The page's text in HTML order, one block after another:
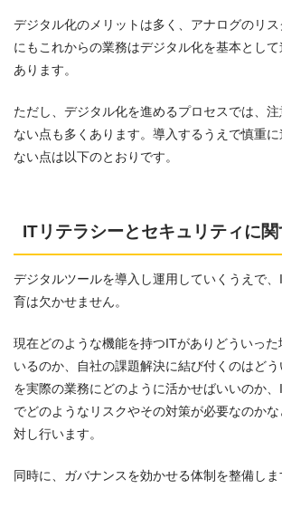
デジタル化のメリットは多く、アナログのリ
にもこれからの業務はデジタル化を基本とし
あります。
ただし、デジタル化を進めるプロセスでは、
ない点も多くあります。導入するうえで慎重
ない点は以下のとおりです。
ITリテラシーとセキュリティに
デジタルツールを導入し運用していくうえで
育は欠かせません。
現在どのような機能を持つITがありどういっ
いるのか、自社の課題解決に結び付くのはど
を実際の業務にどのように活かせばいいのか、
でどのようなリスクやその対策が必要なのか
対し行います。
同時に、ガバナンスを効かせる体制を整備しま